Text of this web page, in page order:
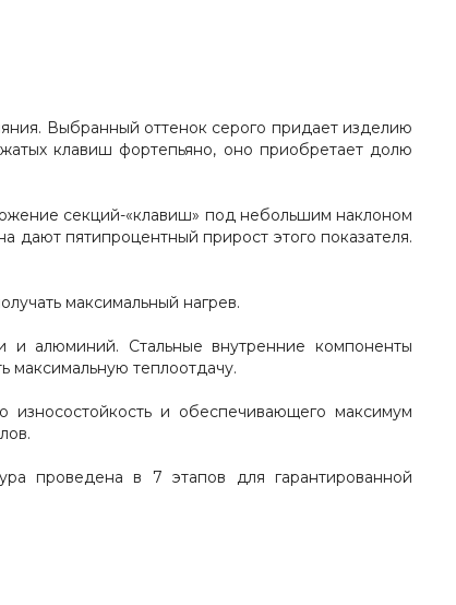
Выбранный оттенок серого придает изделию
клавиш фортепьяно, оно приобретает долю
секций-«клавиш» под небольшим наклоном
дают пятипроцентный прирост этого показателя.
максимальный нагрев.
и алюминий. Стальные внутренние компоненты
максимальную теплоотдачу.
и обеспечивающего максимум
проведена в 7 этапов для гарантированной